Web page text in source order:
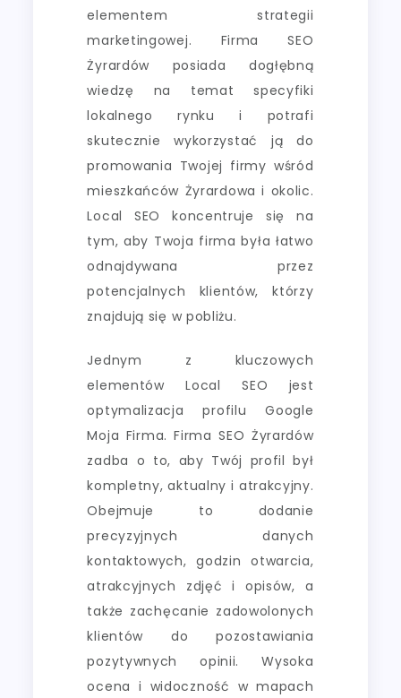
elementem strategii
marketingowej. Firma SEO
Żyrardów posiada dogłębną
wiedzę na temat specyfiki
lokalnego rynku i potrafi
skutecznie wykorzystać ją do
promowania Twojej firmy wśród
mieszkańców Żyrardowa i okolic.
Local SEO koncentruje się na
tym, aby Twoja firma była łatwo
odnajdywana przez
potencjalnych klientów, którzy
znajdują się w pobliżu.
Jednym z kluczowych
elementów Local SEO jest
optymalizacja profilu Google
Moja Firma. Firma SEO Żyrardów
zadba o to, aby Twój profil był
kompletny, aktualny i atrakcyjny.
Obejmuje to dodanie
precyzyjnych danych
kontaktowych, godzin otwarcia,
atrakcyjnych zdjęć i opisów, a
także zachęcanie zadowolonych
klientów do pozostawiania
pozytywnych opinii. Wysoka
ocena i widoczność w mapach